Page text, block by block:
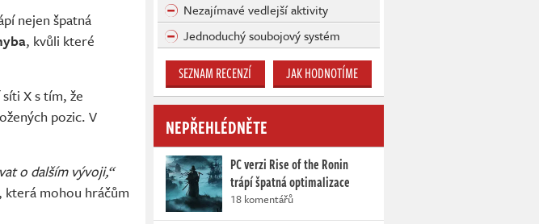
nejen špatná
, kvůli které
X s tím, že
pozic. V
o dalším vývoji,“
mohou hráčům
Nezajímavé vedlejší aktivity
Jednoduchý soubojový systém
SEZNAM RECENZÍ JAK HODNOTÍME
NEPŘEHLÉDNĚTE
PC verzi Rise of the Ronin
trápí špatná optimalizace
18 komentářů